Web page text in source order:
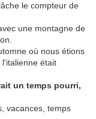
le compteur de
une montagne de
où nous étions
était
un temps pourri,
vacances, temps